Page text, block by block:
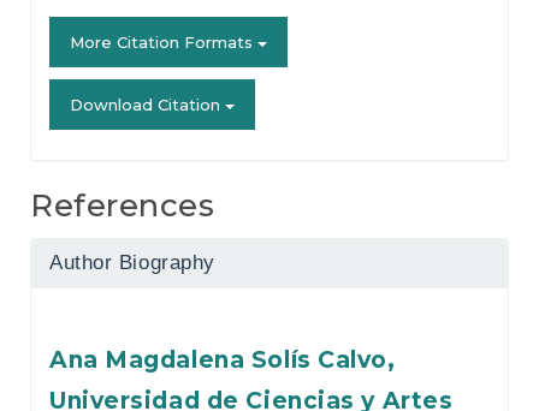
More Citation Formats
Download Citation
References
Author Biography
Ana Magdalena Solís Calvo,
Universidad de Ciencias y Artes